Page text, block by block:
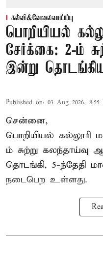
கல்வி&வேலைவாய்ப்பு
பொறியியல்
சேர்க்கை: 2-ம்
இன்று
Published on: 03 Aug 2026, 8:55
சென்னை,
பொறியியல் கல்லூரி
ம் சுற்று கலந்தாய்வு
தொடங்கி, 5-ந்தேதி
நடைபெற உள்ளது.